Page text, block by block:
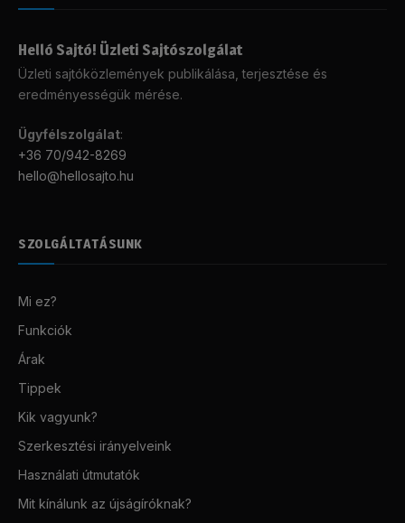
Helló Sajtó! Üzleti Sajtószolgálat
Üzleti sajtóközlemények publikálása, terjesztése és
eredményességük mérése.
Ügyfélszolgálat:
+36 70/942-8269
hello@hellosajto.hu
SZOLGÁLTATÁSUNK
Mi ez?
Funkciók
Árak
Tippek
Kik vagyunk?
Szerkesztési irányelveink
Használati útmutatók
Mit kínálunk az újságíróknak?